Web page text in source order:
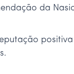
da